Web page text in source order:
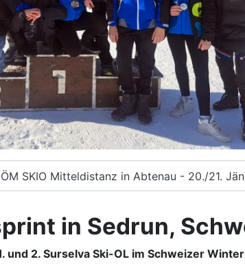
SKIO Mitteldistanz in Abtenau - 20./21.
in Sedrun,
und 2. Surselva Ski-OL im Schweizer